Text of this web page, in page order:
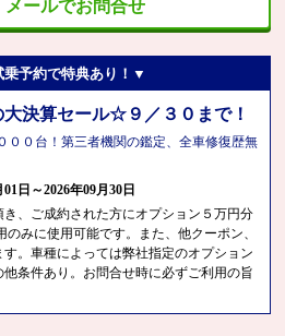
メールでお問合せ
予約で特典あり！▼
大決算セール☆９／３０まで！
００台！第三者機関の鑑定、全車修復歴無
日～2026年09月30日
、ご成約された方にオプション５万円分
みに使用可能です。また、他クーポン、
。車種によっては弊社指定のオプション
条件あり。お問合せ時に必ずご利用の旨